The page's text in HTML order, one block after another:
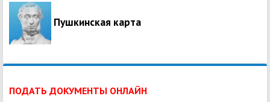
Пушкинская карта
ПОДАТЬ ДОКУМЕНТЫ ОНЛАЙН